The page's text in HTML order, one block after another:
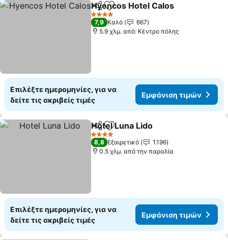
Κοινοποίηση
Προσθήκη στα αγαπημένα
Hyencos Hotel Calos
4 Αστέρια
7,9 Καλό
667
5.9 χλμ. από: Κέντρο πόλης
Επιλέξτε ημερομηνίες, για να
δείτε τις ακριβείς τιμές
Εμφάνιση τιμών
Κοινοποίηση
Προσθήκη στα αγαπημένα
Hotel Luna Lido
4 Αστέρια
8,8 Εξαιρετικό
1.196
0.5 χλμ. από την παραλία
Επιλέξτε ημερομηνίες, για να
δείτε τις ακριβείς τιμές
Εμφάνιση τιμών